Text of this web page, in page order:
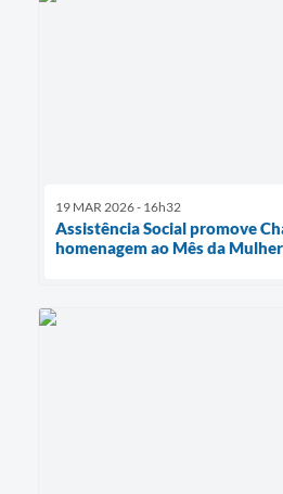
19 MAR 2026 - 16h32
Assistência Social promove
homenagem ao Mês da Mulher